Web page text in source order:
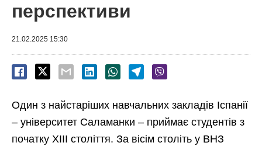
перспективи
21.02.2025 15:30
Один з найстаріших навчальних закладів Іспанії
– університет Саламанки – приймає студентів з
початку XIII століття. За вісім століть у ВНЗ